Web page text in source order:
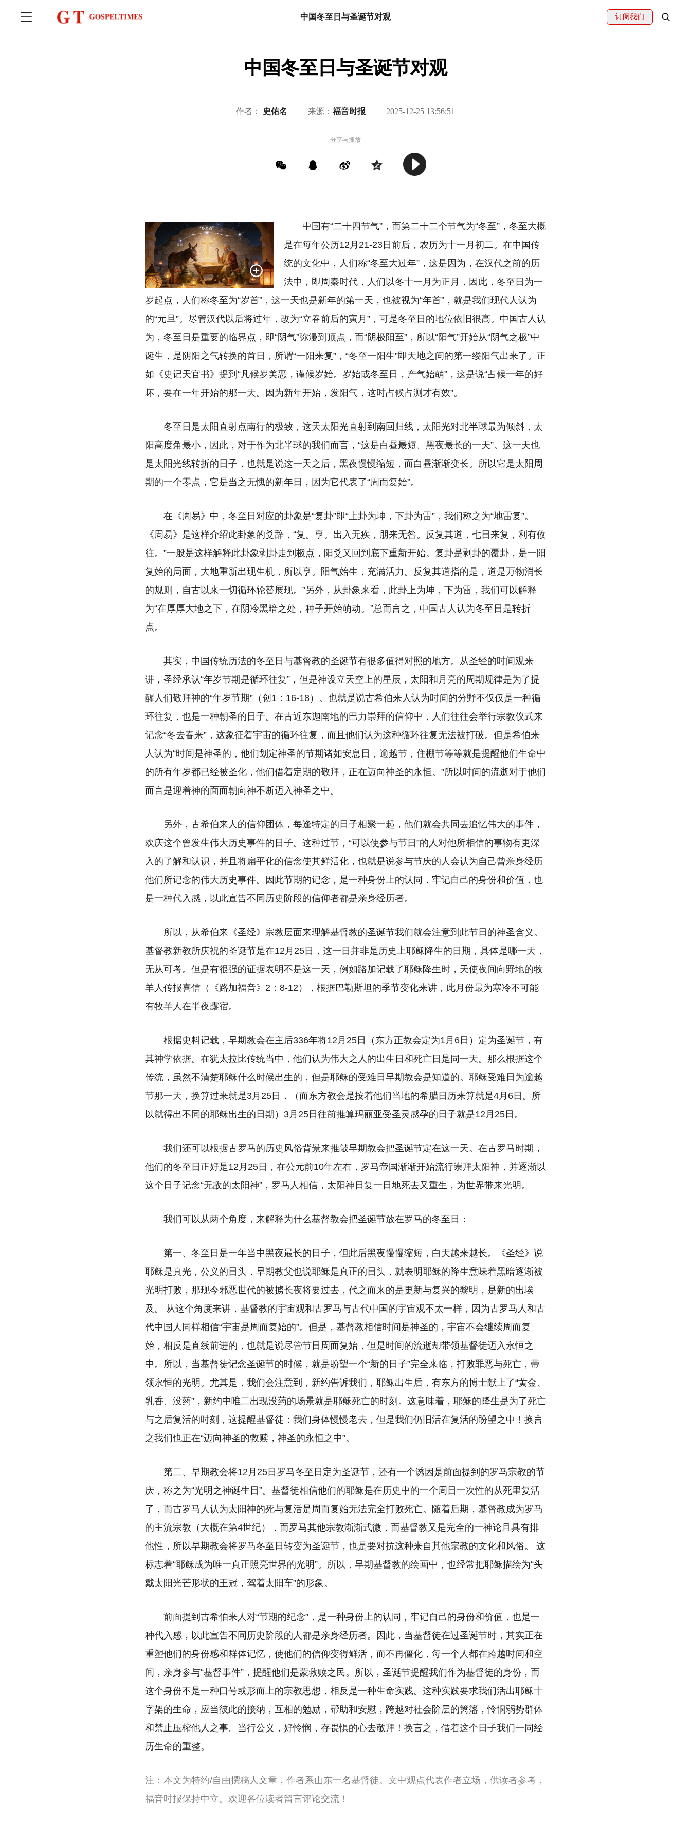
中国冬至日与圣诞节对观 订阅我们
中国冬至日与圣诞节对观
作者： 史佑名 来源： 福音时报 2025-12-25 13:56:51
分享与播放
中国有“二十四节气”，而第二十二个节气为“冬至”，冬至大概
是在每年公历12月21-23日前后，农历为十一月初二。在中国传
统的文化中，人们称“冬至大过年”，这是因为，在汉代之前的历
法中，即周秦时代，人们以冬十一月为正月，因此，冬至日为一
岁起点，人们称冬至为“岁首”，这一天也是新年的第一天，也被视为“年首”，就是我们现代人认为
的“元旦”。尽管汉代以后将过年，改为“立春前后的寅月”，可是冬至日的地位依旧很高。中国古人认
为，冬至日是重要的临界点，即“阴气”弥漫到顶点，而“阴极阳至”，所以“阳气”开始从“阴气之极”中
诞生，是阴阳之气转换的首日，所谓“一阳来复”，“冬至一阳生”即天地之间的第一缕阳气出来了。正
如《史记天官书》提到“凡候岁美恶，谨候岁始。岁始或冬至日，产气始萌”，这是说“占候一年的好
坏，要在一年开始的那一天。因为新年开始，发阳气，这时占候占测才有效”。
冬至日是太阳直射点南行的极致，这天太阳光直射到南回归线，太阳光对北半球最为倾斜，太
阳高度角最小，因此，对于作为北半球的我们而言，“这是白昼最短、黑夜最长的一天”。这一天也
是太阳光线转折的日子，也就是说这一天之后，黑夜慢慢缩短，而白昼渐渐变长。所以它是太阳周
期的一个零点，它是当之无愧的新年日，因为它代表了“周而复始”。
在《周易》中，冬至日对应的卦象是“复卦”即“上卦为坤，下卦为雷”，我们称之为“地雷复”。
《周易》是这样介绍此卦象的爻辞，“复。亨。出入无疾，朋来无咎。反复其道，七日来复，利有攸
往。”一般是这样解释此卦象剥卦走到极点，阳爻又回到底下重新开始。复卦是剥卦的覆卦，是一阳
复始的局面，大地重新出现生机，所以亨。阳气始生，充满活力。反复其道指的是，道是万物消长
的规则，自古以来一切循环轮替展现。”另外，从卦象来看，此卦上为坤，下为雷，我们可以解释
为“在厚厚大地之下，在阴冷黑暗之处，种子开始萌动。”总而言之，中国古人认为冬至日是转折
点。
其实，中国传统历法的冬至日与基督教的圣诞节有很多值得对照的地方。从圣经的时间观来
讲，圣经承认“年岁节期是循环往复”，但是神设立天空上的星辰，太阳和月亮的周期规律是为了提
醒人们敬拜神的“年岁节期”（创1：16-18）。也就是说古希伯来人认为时间的分野不仅仅是一种循
环往复，也是一种朝圣的日子。在古近东迦南地的巴力崇拜的信仰中，人们往往会举行宗教仪式来
记念“冬去春来”，这象征着宇宙的循环往复，而且他们认为这种循环往复无法被打破。但是希伯来
人认为“时间是神圣的，他们划定神圣的节期诸如安息日，逾越节，住棚节等等就是提醒他们生命中
的所有年岁都已经被圣化，他们借着定期的敬拜，正在迈向神圣的永恒。”所以时间的流逝对于他们
而言是迎着神的面而朝向神不断迈入神圣之中。
另外，古希伯来人的信仰团体，每逢特定的日子相聚一起，他们就会共同去追忆伟大的事件，
欢庆这个曾发生伟大历史事件的日子。这种过节，“可以使参与节日”的人对他所相信的事物有更深
入的了解和认识，并且将扁平化的信念使其鲜活化，也就是说参与节庆的人会认为自己曾亲身经历
他们所记念的伟大历史事件。因此节期的记念，是一种身份上的认同，牢记自己的身份和价值，也
是一种代入感，以此宣告不同历史阶段的信仰者都是亲身经历者。
所以，从希伯来《圣经》宗教层面来理解基督教的圣诞节我们就会注意到此节日的神圣含义。
基督教新教所庆祝的圣诞节是在12月25日，这一日并非是历史上耶稣降生的日期，具体是哪一天，
无从可考。但是有很强的证据表明不是这一天，例如路加记载了耶稣降生时，天使夜间向野地的牧
羊人传报喜信（《路加福音》2：8-12），根据巴勒斯坦的季节变化来讲，此月份最为寒冷不可能
有牧羊人在半夜露宿。
根据史料记载，早期教会在主后336年将12月25日（东方正教会定为1月6日）定为圣诞节，有
其神学依据。在犹太拉比传统当中，他们认为伟大之人的出生日和死亡日是同一天。那么根据这个
传统，虽然不清楚耶稣什么时候出生的，但是耶稣的受难日早期教会是知道的。耶稣受难日为逾越
节那一天，换算过来就是3月25日，（而东方教会是按着他们当地的希腊日历来算就是4月6日。所
以就得出不同的耶稣出生的日期）3月25日往前推算玛丽亚受圣灵感孕的日子就是12月25日。
我们还可以根据古罗马的历史风俗背景来推敲早期教会把圣诞节定在这一天。在古罗马时期，
他们的冬至日正好是12月25日，在公元前10年左右，罗马帝国渐渐开始流行崇拜太阳神，并逐渐以
这个日子记念“无敌的太阳神”，罗马人相信，太阳神日复一日地死去又重生，为世界带来光明。
我们可以从两个角度，来解释为什么基督教会把圣诞节放在罗马的冬至日：
第一、冬至日是一年当中黑夜最长的日子，但此后黑夜慢慢缩短，白天越来越长。《圣经》说
耶稣是真光，公义的日头，早期教父也说耶稣是真正的日头，就表明耶稣的降生意味着黑暗逐渐被
光明打败，那现今邪恶世代的被掳长夜将要过去，代之而来的是更新与复兴的黎明，是新的出埃
及。 从这个角度来讲，基督教的宇宙观和古罗马与古代中国的宇宙观不太一样，因为古罗马人和古
代中国人同样相信“宇宙是周而复始的”。但是，基督教相信时间是神圣的，宇宙不会继续周而复
始，相反是直线前进的，也就是说尽管节日周而复始，但是时间的流逝却带领基督徒迈入永恒之
中。所以，当基督徒记念圣诞节的时候，就是盼望一个“新的日子”完全来临，打败罪恶与死亡，带
领永恒的光明。尤其是，我们会注意到，新约告诉我们，耶稣出生后，有东方的博士献上了“黄金、
乳香、没药”，新约中唯二出现没药的场景就是耶稣死亡的时刻。这意味着，耶稣的降生是为了死亡
与之后复活的时刻，这提醒基督徒：我们身体慢慢老去，但是我们仍旧活在复活的盼望之中！换言
之我们也正在“迈向神圣的救赎，神圣的永恒之中”。
第二、早期教会将12月25日罗马冬至日定为圣诞节，还有一个诱因是前面提到的罗马宗教的节
庆，称之为“光明之神诞生日”。基督徒相信他们的耶稣是在历史中的一个周日一次性的从死里复活
了，而古罗马人认为太阳神的死与复活是周而复始无法完全打败死亡。随着后期，基督教成为罗马
的主流宗教（大概在第4世纪），而罗马其他宗教渐渐式微，而基督教又是完全的一神论且具有排
他性，所以早期教会将罗马冬至日转变为圣诞节，也是要对抗这种来自其他宗教的文化和风俗。 这
标志着“耶稣成为唯一真正照亮世界的光明”。所以，早期基督教的绘画中，也经常把耶稣描绘为“头
戴太阳光芒形状的王冠，驾着太阳车”的形象。
前面提到古希伯来人对“节期的纪念”，是一种身份上的认同，牢记自己的身份和价值，也是一
种代入感，以此宣告不同历史阶段的人都是亲身经历者。因此，当基督徒在过圣诞节时，其实正在
重塑他们的身份感和群体记忆，使他们的信仰变得鲜活，而不再僵化，每一个人都在跨越时间和空
间，亲身参与“基督事件”，提醒他们是蒙救赎之民。所以，圣诞节提醒我们作为基督徒的身份，而
这个身份不是一种口号或形而上的宗教思想，相反是一种生命实践。这种实践要求我们活出耶稣十
字架的生命，应当彼此的接纳，互相的勉励，帮助和安慰，跨越对社会阶层的篱籓，怜悯弱势群体
和禁止压榨他人之事。当行公义，好怜悯，存畏惧的心去敬拜！换言之，借着这个日子我们一同经
历生命的重整。
注：本文为特约/自由撰稿人文章，作者系山东一名基督徒。文中观点代表作者立场，供读者参考，
福音时报保持中立。欢迎各位读者留言评论交流！